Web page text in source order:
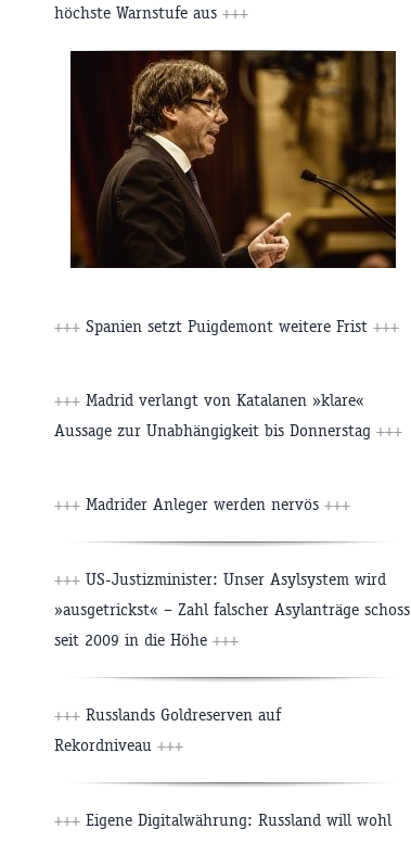
höchste Warnstufe aus +++
+++ Spanien setzt Puigdemont weitere Frist +++
+++ Madrid verlangt von Katalanen »klare«
Aussage zur Unabhängigkeit bis Donnerstag +++
+++ Madrider Anleger werden nervös +++
+++ US-Justizminister: Unser Asylsystem wird
»ausgetrickst« – Zahl falscher Asylanträge schoss
seit 2009 in die Höhe +++
+++ Russlands Goldreserven auf
Rekordniveau +++
+++ Eigene Digitalwährung: Russland will wohl